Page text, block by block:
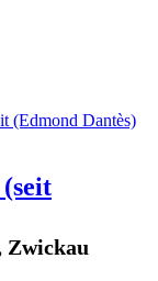
(seit
Zwickau